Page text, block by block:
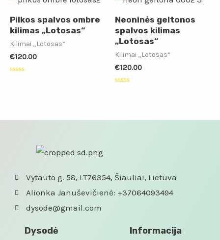
Pilkos spalvos ombre
kilimas „Lotosas“
Kilimai „Lotosas“
€120.00
Neoninės geltonos
spalvos kilimas
„Lotosas“
Kilimai „Lotosas“
€120.00
Vytauto g. 58, LT76354, Šiauliai, Lietuva
Alionka Januševičienė: +37064093494
dysode@gmail.com
Dysodė Informacija